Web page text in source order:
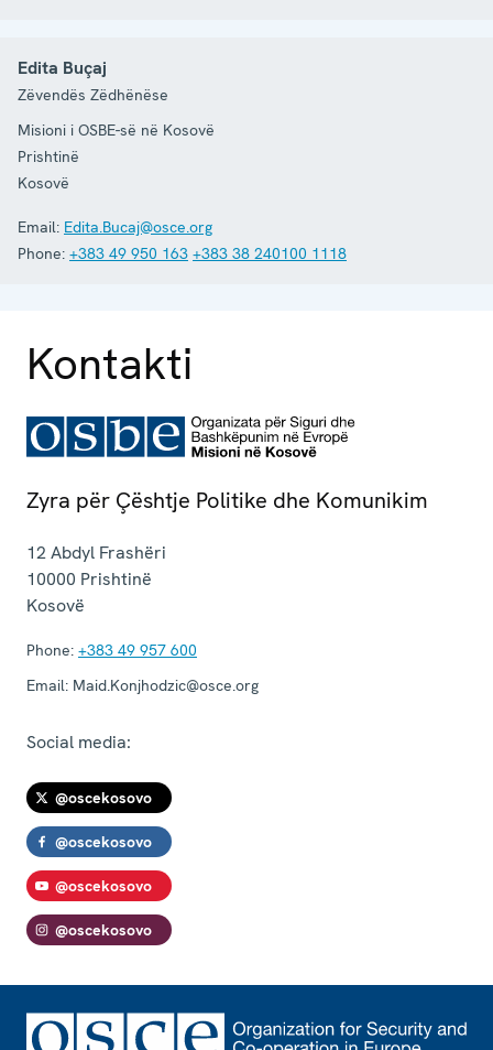
Edita Buçaj
Zëvendës Zëdhënëse
Misioni i OSBE-së në Kosovë
Prishtinë
Kosovë
Email: Edita.Bucaj@osce.org
Phone: +383 49 950 163 +383 38 240100 1118
Kontakti
Zyra për Çështje Politike dhe Komunikim
12 Abdyl Frashëri
10000 Prishtinë
Kosovë
Phone: +383 49 957 600
Email: Maid.Konjhodzic@osce.org
Social media:
@oscekosovo
@oscekosovo
@oscekosovo
@oscekosovo